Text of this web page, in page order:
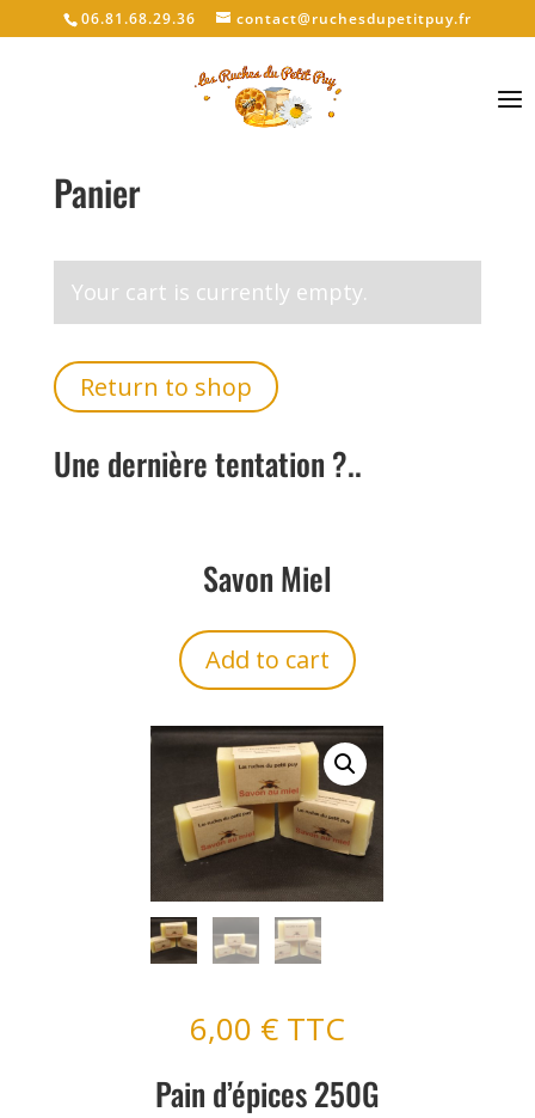
06.81.68.29.36 contact@ruchesdupetitpuy.fr
Panier
Your cart is currently empty.
Return to shop
Une dernière tentation ?..
Savon Miel
Add to cart
6,00 € TTC
Pain d’épices 250G